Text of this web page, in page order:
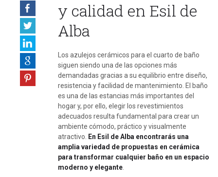
y calidad en Esil de
Alba
Los azulejos cerámicos para el cuarto de baño
siguen siendo una de las opciones más
demandadas gracias a su equilibrio entre diseño,
resistencia y facilidad de mantenimiento. El baño
es una de las estancias más importantes del
hogar y, por ello, elegir los revestimientos
adecuados resulta fundamental para crear un
ambiente cómodo, práctico y visualmente
atractivo.
En Esil de Alba encontrarás una
amplia variedad de propuestas en cerámica
para transformar cualquier baño en un espacio
moderno y elegante.